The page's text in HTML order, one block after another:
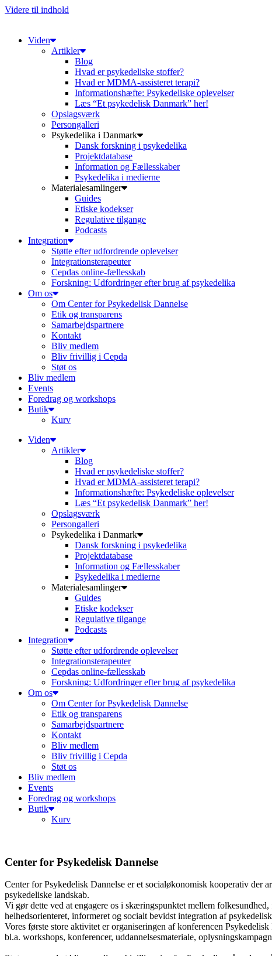
Videre til indhold
Viden
Artikler
Blog
Hvad er psykedeliske stoffer?
Hvad er MDMA-assisteret terapi?
Informationshæfte: Psykedeliske oplevelser
Læs “Et psykedelisk Danmark” her!
Opslagsværk
Persongalleri
Psykedelika i Danmark
Dansk forskning i psykedelika
Projektdatabase
Information og Fællesskaber
Psykedelika i medierne
Materialesamlinger
Guides
Etiske kodekser
Regulative tilgange
Podcasts
Integration
Støtte efter udfordrende oplevelser
Integrationsterapeuter
Cepdas online-fællesskab
Forskning: Udfordringer efter brug af psykedelika
Om os
Om Center for Psykedelisk Dannelse
Etik og transparens
Samarbejdspartnere
Kontakt
Bliv medlem
Bliv frivillig i Cepda
Støt os
Bliv medlem
Events
Foredrag og workshops
Butik
Kurv
Viden
Artikler
Blog
Hvad er psykedeliske stoffer?
Hvad er MDMA-assisteret terapi?
Informationshæfte: Psykedeliske oplevelser
Læs “Et psykedelisk Danmark” her!
Opslagsværk
Persongalleri
Psykedelika i Danmark
Dansk forskning i psykedelika
Projektdatabase
Information og Fællesskaber
Psykedelika i medierne
Materialesamlinger
Guides
Etiske kodekser
Regulative tilgange
Podcasts
Integration
Støtte efter udfordrende oplevelser
Integrationsterapeuter
Cepdas online-fællesskab
Forskning: Udfordringer efter brug af psykedelika
Om os
Om Center for Psykedelisk Dannelse
Etik og transparens
Samarbejdspartnere
Kontakt
Bliv medlem
Bliv frivillig i Cepda
Støt os
Bliv medlem
Events
Foredrag og workshops
Butik
Kurv
Center for Psykedelisk Dannelse
Center for Psykedelisk Dannelse er et socialøkonomisk kooperativ der
psykedeliske landskab.
Vi gør dette ved at engagere os i skæringspunktet mellem
helhedsorienteret, informeret og socialt bevidst integration af
Vores første store aktivitet er organiseringen af konferencen
bl.a. workshops, konferencer, uddannelsesmateriale,